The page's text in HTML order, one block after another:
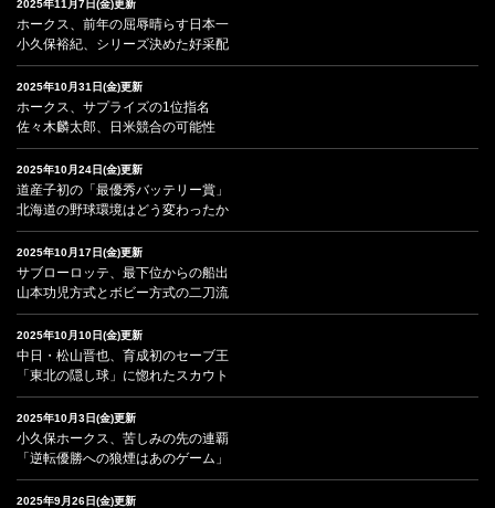
2025年11月7日(金)更新
ホークス、前年の屈辱晴らす日本一
小久保裕紀、シリーズ決めた好采配
2025年10月31日(金)更新
ホークス、サプライズの1位指名
佐々木麟太郎、日米競合の可能性
2025年10月24日(金)更新
道産子初の「最優秀バッテリー賞」
北海道の野球環境はどう変わったか
2025年10月17日(金)更新
サブローロッテ、最下位からの船出
山本功児方式とボビー方式の二刀流
2025年10月10日(金)更新
中日・松山晋也、育成初のセーブ王
「東北の隠し球」に惚れたスカウト
2025年10月3日(金)更新
小久保ホークス、苦しみの先の連覇
「逆転優勝への狼煙はあのゲーム」
2025年9月26日(金)更新